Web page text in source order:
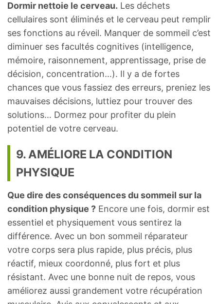
Dormir nettoie le cerveau. Les déchets
cellulaires sont éliminés et le cerveau peut remplir
ses fonctions au réveil. Manquer de sommeil c’est
diminuer ses facultés cognitives (intelligence,
mémoire, raisonnement, apprentissage, prise de
décision, concentration…). Il y a de fortes
chances que vous fassiez des erreurs, preniez les
mauvaises décisions, luttiez pour trouver des
solutions… Dormez pour profiter du plein
potentiel de votre cerveau.
9. AMÉLIORE LA CONDITION
PHYSIQUE
Que dire des conséquences du sommeil sur la
condition physique ? Encore une fois, dormir est
essentiel et physiquement vous sentirez la
différence. Avec un bon sommeil réparateur
votre corps sera plus rapide, plus précis, plus
réactif, mieux coordonné, plus fort et plus
résistant. Avec une bonne nuit de repos, vous
améliorez aussi grandement votre récupération